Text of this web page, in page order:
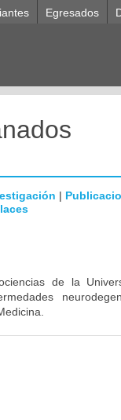
Egresados
|
de la